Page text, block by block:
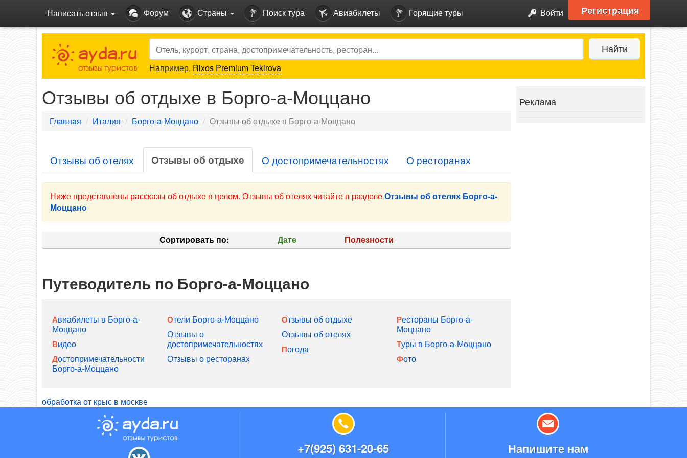
Написать отзыв Форум Страны Поиск тура Авиабилеты Горящие туры Войти Регистрация
Search Найти
Например, Rixos Premium Tekirova
Отзывы об отдыхе в Борго-а-Моццано
Главная Италия Борго-а-Моццано Отзывы об отдыхе в Борго-а-Моццано
Отзывы об отелях Отзывы об отдыхе О достопримечательностях О ресторанах
Ниже представлены рассказы об отдыхе в целом. Отзывы об отелях читайте в разделеОтзывы об отелях Борго-а-
Моццано
Cортировать по: Дате Полезности
Путеводитель по Борго-а-Моццано
Авиабилеты в Борго-а-
Моццано
Видео
Достопримечательности
Борго-а-Моццано
Отели Борго-а-Моццано
Отзывы о
достопримечательностях
Отзывы о ресторанах
Отзывы об отдыхе
Отзывы об отелях
Погода
Рестораны Борго-а-
Моццано
Туры в Борго-а-Моццано
Фото
Реклама
обработка от крыс в москве
+7(925) 631-20-65 Напишите нам